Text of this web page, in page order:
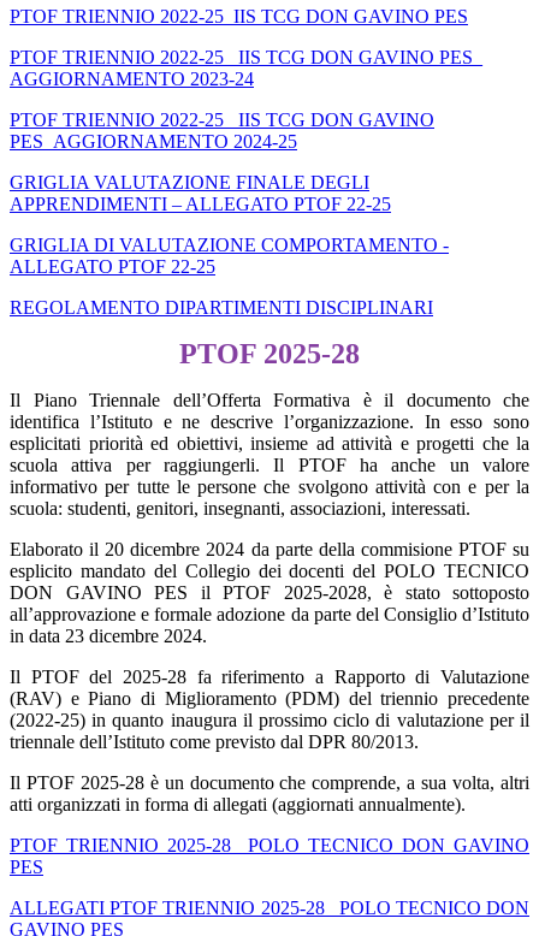
PTOF TRIENNIO 2022-25_IIS TCG DON GAVINO PES
PTOF TRIENNIO 2022-25_ IIS TCG DON GAVINO PES_
AGGIORNAMENTO 2023-24
PTOF TRIENNIO 2022-25_ IIS TCG DON GAVINO
PES_AGGIORNAMENTO 2024-25
GRIGLIA VALUTAZIONE FINALE DEGLI
APPRENDIMENTI – ALLEGATO PTOF 22-25
GRIGLIA DI VALUTAZIONE COMPORTAMENTO -
ALLEGATO PTOF 22-25
REGOLAMENTO DIPARTIMENTI DISCIPLINARI
PTOF 2025-28
Il Piano Triennale dell’Offerta Formativa è il documento che
identifica l’Istituto e ne descrive l’organizzazione. In esso sono
esplicitati priorità ed obiettivi, insieme ad attività e progetti che la
scuola attiva per raggiungerli. Il PTOF ha anche un valore
informativo per tutte le persone che svolgono attività con e per la
scuola: studenti, genitori, insegnanti, associazioni, interessati.
Elaborato il 20 dicembre 2024 da parte della commisione PTOF su
esplicito mandato del Collegio dei docenti del POLO TECNICO
DON GAVINO PES il PTOF 2025-2028, è stato sottoposto
all’approvazione e formale adozione da parte del Consiglio d’Istituto
in data 23 dicembre 2024.
Il PTOF del 2025-28 fa riferimento a Rapporto di Valutazione
(RAV) e Piano di Miglioramento (PDM) del triennio precedente
(2022-25) in quanto inaugura il prossimo ciclo di valutazione per il
triennale dell’Istituto come previsto dal DPR 80/2013.
Il PTOF 2025-28 è un documento che comprende, a sua volta, altri
atti organizzati in forma di allegati (aggiornati annualmente).
PTOF TRIENNIO 2025-28 _POLO TECNICO DON GAVINO
PES
ALLEGATI PTOF TRIENNIO 2025-28_ POLO TECNICO DON
GAVINO PES